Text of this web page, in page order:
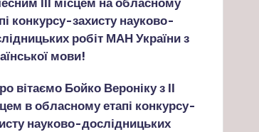
конкурсу-захисту науково-
робіт МАН України з
мови!
вітаємо Бойко Вероніку з ІІ
в обласному етапі конкурсу-
науково-дослідницьких